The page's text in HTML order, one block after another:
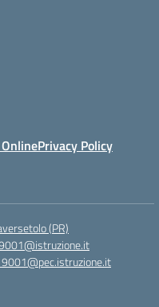
Privacy Policy
(PR)